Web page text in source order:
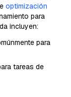
optimización
para
incluyen:
para
tareas de